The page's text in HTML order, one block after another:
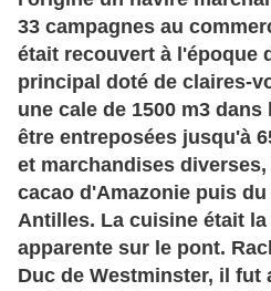
33 campagnes au
était recouvert à l'époque
principal doté de claires-
une cale de 1500 m3
être entreposées jusqu'à
et marchandises
cacao d'Amazonie puis
Antilles. La cuisine était
apparente sur le pont.
Duc de Westminster, il fut